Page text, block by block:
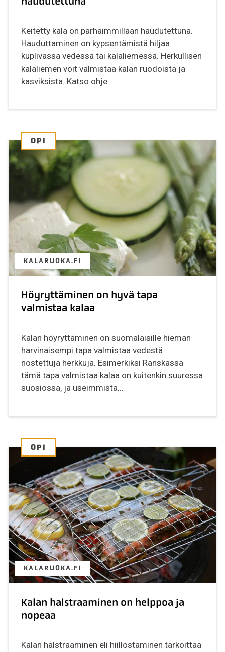
Keitetty kala on parhaimmillaan haudutettuna.
Hauduttaminen on kypsentämistä hiljaa
kuplivassa vedessä tai kalaliemessä. Herkullisen
kalaliemen voit valmistaa kalan ruodoista ja
kasviksista. Katso ohje...
OPI
KALARUOKA.FI
Höyryttäminen on hyvä tapa
valmistaa kalaa
Kalan höyryttäminen on suomalaisille hieman
harvinaisempi tapa valmistaa vedestä
nostettuja herkkuja. Esimerkiksi Ranskassa
tämä tapa valmistaa kalaa on kuitenkin suuressa
suosiossa, ja useimmista...
OPI
KALARUOKA.FI
Kalan halstraaminen on helppoa ja
nopeaa
Kalan halstraaminen eli hiillostaminen tarkoittaa